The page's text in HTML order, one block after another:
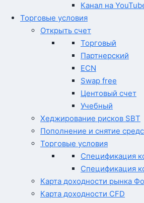
Канал на
Торговые условия
Открыть счет
Торговый
Партнерский
ECN
Swap free
Центовый счет
Учебный
Хеджирование рисков SBT
Пополнение и снятие
Торговые условия
Спецификация
Спецификация
Карта доходности рынка
Карта доходности CFD